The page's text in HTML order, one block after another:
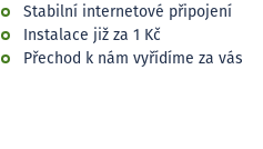
Stabilní internetové připojení
Instalace již za 1 Kč
Přechod k nám vyřídíme za vás